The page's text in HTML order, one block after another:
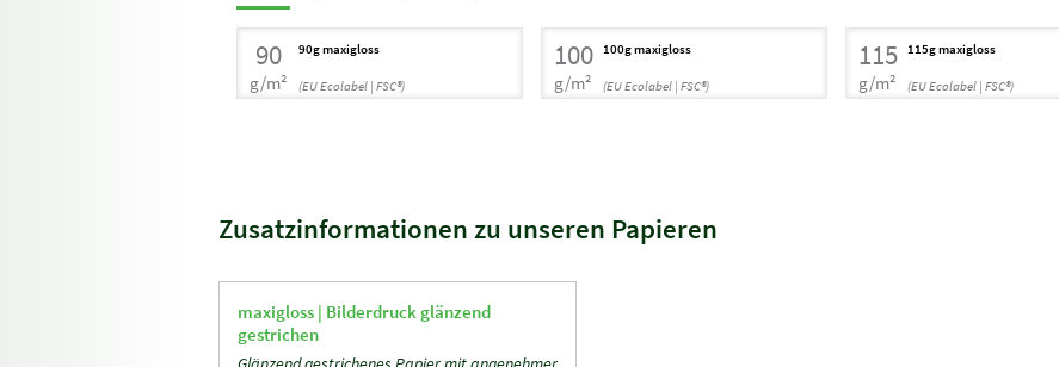
90
g/m²
90g maxigloss
(EU Ecolabel | FSC®)
100
g/m²
100g maxigloss
(EU Ecolabel | FSC®)
115
g/m²
115g maxigloss
(EU Ecolabel | FSC®)
Zusatzinformationen zu unseren Papieren
maxigloss | Bilderdruck glänzend
gestrichen